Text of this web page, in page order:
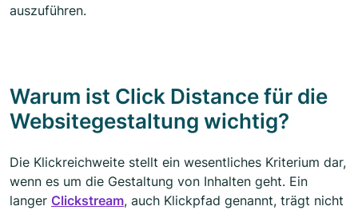
auszuführen.
Warum ist Click Distance für die
Websitegestaltung wichtig?
Die Klickreichweite stellt ein wesentliches Kriterium dar,
wenn es um die Gestaltung von Inhalten geht. Ein
langer Clickstream, auch Klickpfad genannt, trägt nicht